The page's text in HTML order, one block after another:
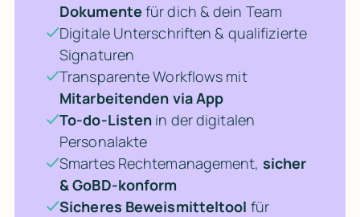
Unterschriften ohne Extra-Tool
Drucken, scannen und hinterherlaufen kannst du dir
Dokumente für dich & dein Team
Digitale Unterschriften & qualifizierte
Signaturen
Transparente Workflows mit
Mitarbeitenden via App
To-do-Listen in der digitalen
Personalakte
Smartes Rechtemanagement, sicher
& GoBD-konform
Sicheres Beweismitteltool für